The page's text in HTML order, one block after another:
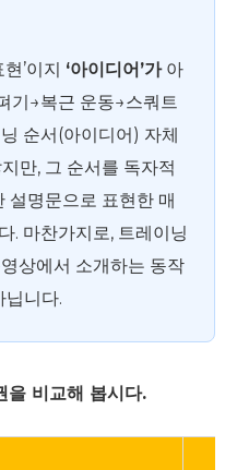
’이지 ‘아이디어’가아
기→복근 운동→스쿼트
순서(아이디어) 자체
만, 그 순서를 독자적
설명문으로 표현한 매
. 마찬가지로, 트레이닝
상에서 소개하는 동작
닙니다.
을 비교해 봅시다.